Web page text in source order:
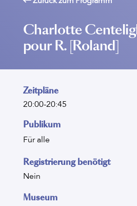
Charlotte
pour R. [Roland]
Zeitpläne
20:00-20:45
Publikum
Für alle
Registrierung benötigt
Nein
Museum